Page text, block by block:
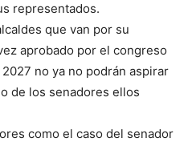
representados.
que van por su
aprobado por el congreso
no ya no podrán aspirar
de los senadores ellos
como el caso del senador